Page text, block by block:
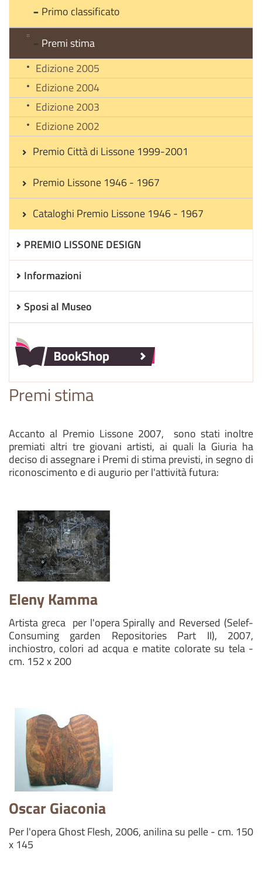
Primo classificato
Premi stima
Edizione 2005
Edizione 2004
Edizione 2003
Edizione 2002
Premio Città di Lissone 1999-2001
Premio Lissone 1946 - 1967
Cataloghi Premio Lissone 1946 - 1967
PREMIO LISSONE DESIGN
Informazioni
Sposi al Museo
Premi stima
Accanto al Premio Lissone 2007, sono stati inoltre
premiati altri tre giovani artisti, ai quali la Giuria ha
deciso di assegnare i Premi di stima previsti, in segno di
riconoscimento e di augurio per l'attività futura:
Eleny Kamma
Artista greca per l'opera Spirally and Reversed (Selef-
Consuming garden Repositories Part II), 2007,
inchiostro, colori ad acqua e matite colorate su tela -
cm. 152 x 200
Oscar Giaconia
Per l'opera Ghost Flesh, 2006, anilina su pelle - cm. 150
x 145